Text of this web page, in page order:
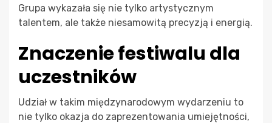
Grupa wykazała się nie tylko artystycznym
talentem, ale także niesamowitą precyzją i energią.
Znaczenie festiwalu dla
uczestników
Udział w takim międzynarodowym wydarzeniu to
nie tylko okazja do zaprezentowania umiejętności,